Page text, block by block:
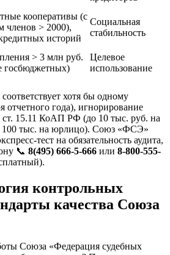
кооперативы (с
членов > 2000),
историй
Социальная
стабильность
> 3 млн руб.
госбюджетных)
Целевое
использование
хотя бы одному
отчетного года), игнорирование
ст. 15.11 КоАП РФ (до 10 тыс. руб. на
100 тыс. на юрлицо). Союз «ФСЭ»
тест на обязательность аудита,
📞 8(495) 666-5-666 или 8-800-555-
контрольных
качества Союза
Союза «Федерация судебных